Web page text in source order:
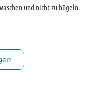
und nicht zu bügeln.